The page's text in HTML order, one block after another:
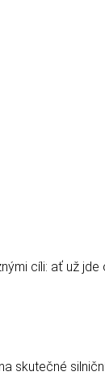
cíli: ať už
skutečné